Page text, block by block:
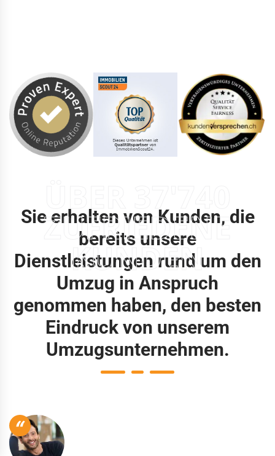
ZUFRIEDENE
KUNDEN
Sie erhalten von Kunden, die
bereits unsere
Dienstleistungen rund um den
Umzug in Anspruch
genommen haben, den besten
Eindruck von unserem
Umzugsunternehmen.
“